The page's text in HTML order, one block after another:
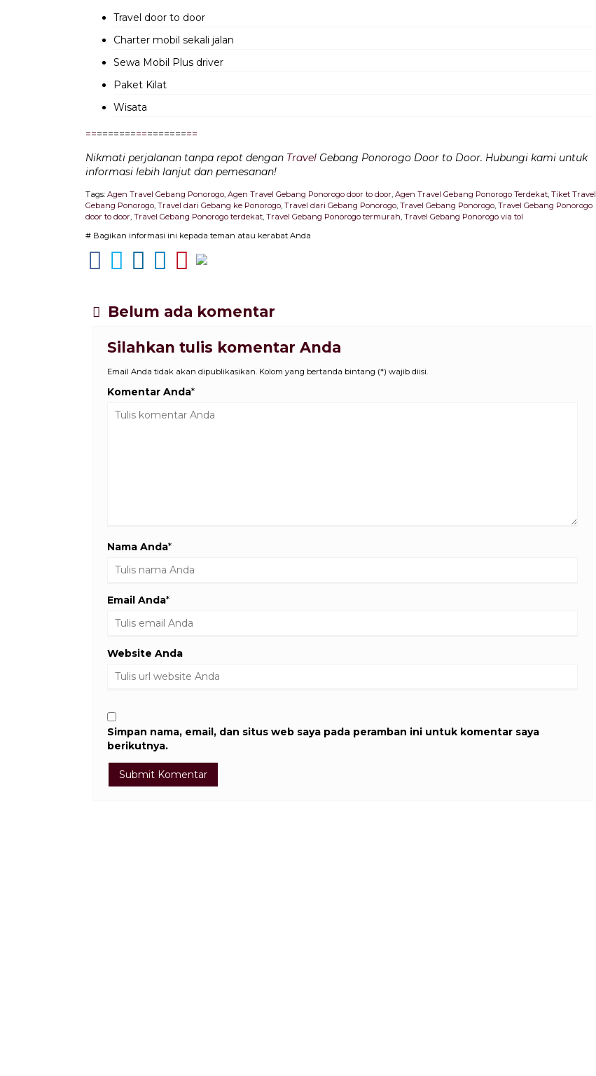
Travel door to door
Charter mobil sekali jalan
Sewa Mobil Plus driver
Paket Kilat
Wisata
====================
Nikmati perjalanan tanpa repot dengan Travel Gebang Ponorogo Door to Door. Hubungi kami untuk
informasi lebih lanjut dan pemesanan!
Tags: Agen Travel Gebang Ponorogo Agen Travel Gebang Ponorogo door to door Agen Travel Gebang Ponorogo Terdekat Tiket Travel
Gebang Ponorogo Travel dari Gebang ke Ponorogo Travel dari Gebang Ponorogo Travel Gebang Ponorogo Travel Gebang Ponorogo
door to door Travel Gebang Ponorogo terdekat Travel Gebang Ponorogo termurah Travel Gebang Ponorogo via tol
# Bagikan informasi ini kepada teman atau kerabat Anda
Belum ada komentar
Silahkan tulis komentar Anda
Email Anda tidak akan dipublikasikan. Kolom yang bertanda bintang (*) wajib diisi.
Komentar Anda*
Nama Anda*
Email Anda*
Website Anda
Simpan nama, email, dan situs web saya pada peramban ini untuk komentar saya
berikutnya.